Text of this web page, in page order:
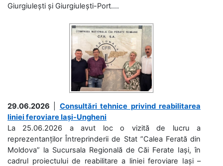
Giurgiulești și Giurgiulești-Port....
29.06.2026
Consultări tehnice privind reabilitarea
liniei feroviare Iași-Ungheni
La 25.06.2026 a avut loc o vizită de lucru a
reprezentanților Întreprinderii de Stat ”Calea Ferată din
Moldova” la Sucursala Regională de Căi Ferate Iași, în
cadrul proiectului de reabilitare a liniei feroviare Iași –